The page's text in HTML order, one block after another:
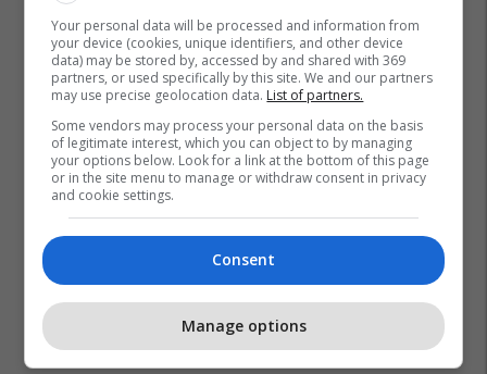
Your personal data will be processed and information from
your device (cookies, unique identifiers, and other device
data) may be stored by, accessed by and shared with 369
partners, or used specifically by this site. We and our partners
may use precise geolocation data. List of partners.
Some vendors may process your personal data on the basis
of legitimate interest, which you can object to by managing
your options below. Look for a link at the bottom of this page
or in the site menu to manage or withdraw consent in privacy
and cookie settings.
Consent
Manage options